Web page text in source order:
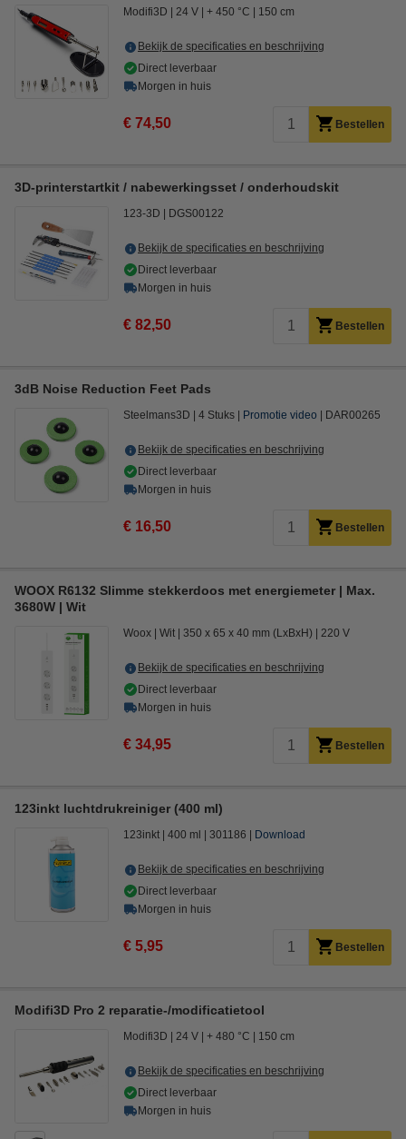
Modifi3D 24 V + 450 °C 150 cm
Bekijk de specificaties en beschrijving
Direct leverbaar
Morgen in huis
€ 74,50 Bestellen
3D-printerstartkit / nabewerkingsset / onderhoudskit
123-3D DGS00122
Bekijk de specificaties en beschrijving
Direct leverbaar
Morgen in huis
€ 82,50 Bestellen
3dB Noise Reduction Feet Pads
Steelmans3D 4 Stuks Promotie video DAR00265
Bekijk de specificaties en beschrijving
Direct leverbaar
Morgen in huis
€ 16,50 Bestellen
WOOX R6132 Slimme stekkerdoos met energiemeter | Max.
3680W | Wit
Woox Wit 350 x 65 x 40 mm (LxBxH) 220 V
Bekijk de specificaties en beschrijving
Direct leverbaar
Morgen in huis
€ 34,95 Bestellen
123inkt luchtdrukreiniger (400 ml)
123inkt 400 ml 301186 Download
Bekijk de specificaties en beschrijving
Direct leverbaar
Morgen in huis
€ 5,95 Bestellen
Modifi3D Pro 2 reparatie-/modificatietool
Modifi3D 24 V + 480 °C 150 cm
Bekijk de specificaties en beschrijving
Direct leverbaar
Morgen in huis